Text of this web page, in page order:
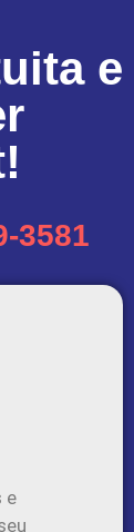
e
3581
e